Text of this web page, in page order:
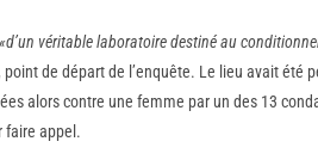
«d’un véritable laboratoire destiné au
de départ de l’enquête. Le lieu avait été
alors contre une femme par un des 13
faire appel.